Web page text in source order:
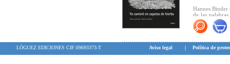
Hannes
de las
lleva más allá
LÓGUEZ EDICIONES CIF:09693373-T Aviso legal | Política de